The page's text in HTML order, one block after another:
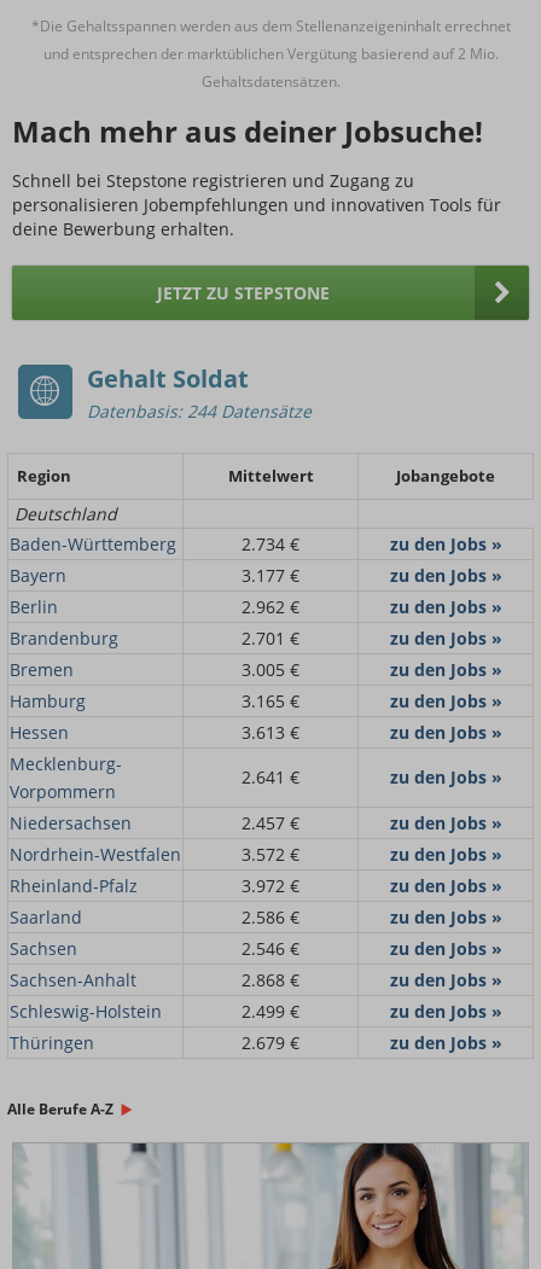
*Die Gehaltsspannen werden aus dem Stellenanzeigeninhalt errechnet
und entsprechen der marktüblichen Vergütung basierend auf 2 Mio.
Gehaltsdatensätzen.
Mach mehr aus deiner Jobsuche!
Schnell bei Stepstone registrieren und Zugang zu
personalisieren Jobempfehlungen und innovativen Tools für
deine Bewerbung erhalten.
JETZT ZU STEPSTONE
Gehalt Soldat
Datenbasis: 244 Datensätze
Region Mittelwert Jobangebote
Deutschland
Baden-Württemberg
2.734 €
zu den Jobs »
Bayern
3.177 €
zu den Jobs »
Berlin
2.962 €
zu den Jobs »
Brandenburg
2.701 €
zu den Jobs »
Bremen
3.005 €
zu den Jobs »
Hamburg
3.165 €
zu den Jobs »
Hessen
3.613 €
zu den Jobs »
Mecklenburg-
Vorpommern
2.641 €
zu den Jobs »
Niedersachsen
2.457 €
zu den Jobs »
Nordrhein-Westfalen
3.572 €
zu den Jobs »
Rheinland-Pfalz
3.972 €
zu den Jobs »
Saarland
2.586 €
zu den Jobs »
Sachsen
2.546 €
zu den Jobs »
Sachsen-Anhalt
2.868 €
zu den Jobs »
Schleswig-Holstein
2.499 €
zu den Jobs »
Thüringen
2.679 € zu den Jobs »
Alle Berufe A-Z